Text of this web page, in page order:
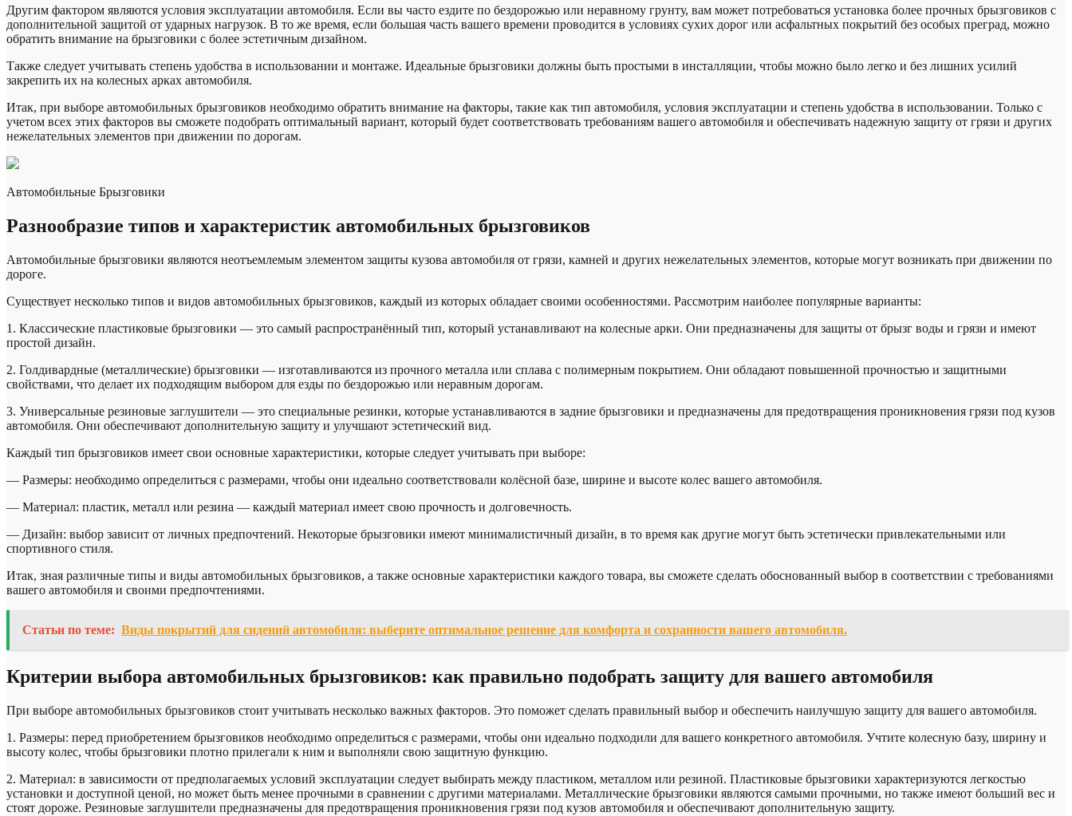
Другим фактором являются условия эксплуатации автомобиля. Если вы часто ездите по бездорожью или неравному грунту, вам может потребоваться установка более прочных брызговиков с
дополнительной защитой от ударных нагрузок. В то же время, если большая часть вашего времени проводится в условиях сухих дорог или асфальтных покрытий без особых преград, можно
обратить внимание на брызговики с более эстетичным дизайном.
Также следует учитывать степень удобства в использовании и монтаже. Идеальные брызговики должны быть простыми в инсталляции, чтобы можно было легко и без лишних усилий
закрепить их на колесных арках автомобиля.
Итак, при выборе автомобильных брызговиков необходимо обратить внимание на факторы, такие как тип автомобиля, условия эксплуатации и степень удобства в использовании. Только с
учетом всех этих факторов вы сможете подобрать оптимальный вариант, который будет соответствовать требованиям вашего автомобиля и обеспечивать надежную защиту от грязи и других
нежелательных элементов при движении по дорогам.
Автомобильные Брызговики
Разнообразие типов и характеристик автомобильных брызговиков
Автомобильные брызговики являются неотъемлемым элементом защиты кузова автомобиля от грязи, камней и других нежелательных элементов, которые могут возникать при движении по
дороге.
Существует несколько типов и видов автомобильных брызговиков, каждый из которых обладает своими особенностями. Рассмотрим наиболее популярные варианты:
1. Классические пластиковые брызговики — это самый распространённый тип, который устанавливают на колесные арки. Они предназначены для защиты от брызг воды и грязи и имеют
простой дизайн.
2. Голдивардные (металлические) брызговики — изготавливаются из прочного металла или сплава с полимерным покрытием. Они обладают повышенной прочностью и защитными
свойствами, что делает их подходящим выбором для езды по бездорожью или неравным дорогам.
3. Универсальные резиновые заглушители — это специальные резинки, которые устанавливаются в задние брызговики и предназначены для предотвращения проникновения грязи под кузов
автомобиля. Они обеспечивают дополнительную защиту и улучшают эстетический вид.
Каждый тип брызговиков имеет свои основные характеристики, которые следует учитывать при выборе:
— Размеры: необходимо определиться с размерами, чтобы они идеально соответствовали колёсной базе, ширине и высоте колес вашего автомобиля.
— Материал: пластик, металл или резина — каждый материал имеет свою прочность и долговечность.
— Дизайн: выбор зависит от личных предпочтений. Некоторые брызговики имеют минималистичный дизайн, в то время как другие могут быть эстетически привлекательными или
спортивного стиля.
Итак, зная различные типы и виды автомобильных брызговиков, а также основные характеристики каждого товара, вы сможете сделать обоснованный выбор в соответствии с требованиями
вашего автомобиля и своими предпочтениями.
Статьи по теме: Виды покрытий для сидений автомобиля: выберите оптимальное решение для комфорта и сохранности вашего автомобиля.
Критерии выбора автомобильных брызговиков: как правильно подобрать защиту для вашего автомобиля
При выборе автомобильных брызговиков стоит учитывать несколько важных факторов. Это поможет сделать правильный выбор и обеспечить наилучшую защиту для вашего автомобиля.
1. Размеры: перед приобретением брызговиков необходимо определиться с размерами, чтобы они идеально подходили для вашего конкретного автомобиля. Учтите колесную базу, ширину и
высоту колес, чтобы брызговики плотно прилегали к ним и выполняли свою защитную функцию.
2. Материал: в зависимости от предполагаемых условий эксплуатации следует выбирать между пластиком, металлом или резиной. Пластиковые брызговики характеризуются легкостью
установки и доступной ценой, но может быть менее прочными в сравнении с другими материалами. Металлические брызговики являются самыми прочными, но также имеют больший вес и
стоят дороже. Резиновые заглушители предназначены для предотвращения проникновения грязи под кузов автомобиля и обеспечивают дополнительную защиту.